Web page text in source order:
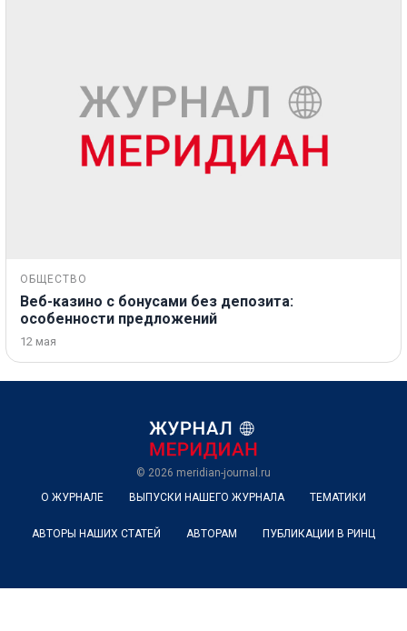
ОБЩЕСТВО
Веб-казино с бонусами без депозита:
особенности предложений
12 мая
© 2026 meridian-journal.ru
О ЖУРНАЛЕ
ВЫПУСКИ НАШЕГО ЖУРНАЛА ТЕМАТИКИ
АВТОРЫ НАШИХ СТАТЕЙ АВТОРАМ ПУБЛИКАЦИИ В РИНЦ